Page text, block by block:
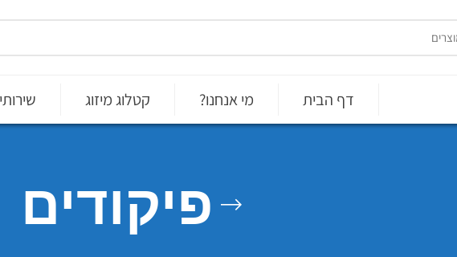
דף הבית מי אנחנו? קטלוג מיזוג
פיקודים